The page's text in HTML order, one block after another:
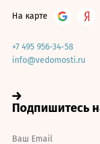
На карте
+7 495 956-34-58
info@vedomosti.ru